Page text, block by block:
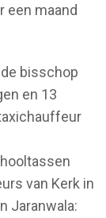
een maand
bisschop
en 13
van Kerk in
Jaranwala: